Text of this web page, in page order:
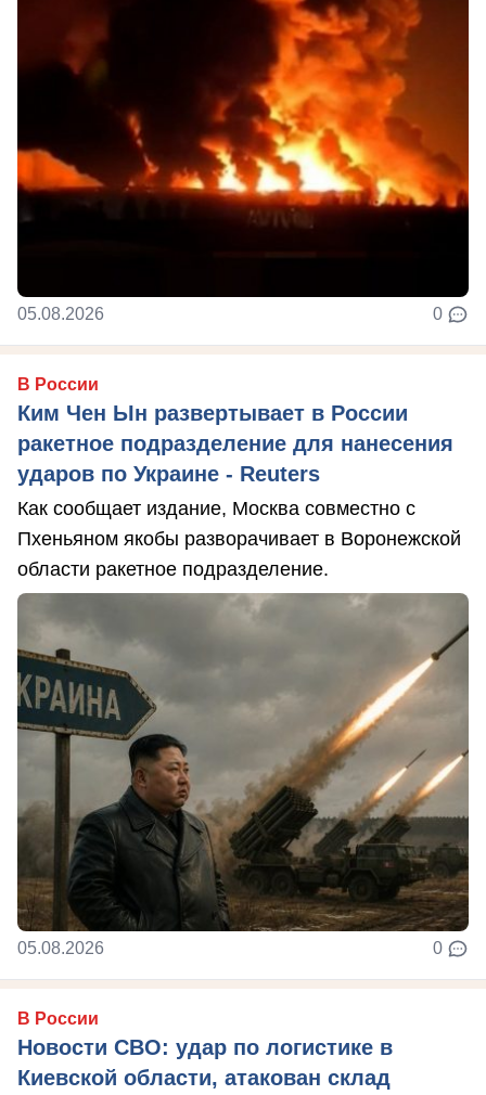
05.08.2026 0
В России
Ким Чен Ын развертывает в России
ракетное подразделение для нанесения
ударов по Украине - Reuters
Как сообщает издание, Москва совместно с
Пхеньяном якобы разворачивает в Воронежской
области ракетное подразделение.
05.08.2026 0
В России
Новости СВО: удар по логистике в
Киевской области, атакован склад